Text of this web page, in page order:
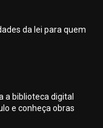
da lei para quem
a biblioteca digital
e conheça obras